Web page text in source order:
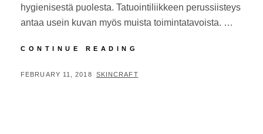
hygienisestä puolesta. Tatuointiliikkeen perussiisteys
antaa usein kuvan myös muista toimintatavoista. …
CONTINUE READING
HYVÄN
POSTED
FEBRUARY 11, 2018 BY
SKINCRAFT